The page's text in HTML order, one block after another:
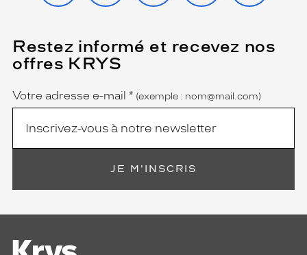
Restez informé et recevez nos
offres KRYS
Name
Votre adresse e-mail *
(Ce
champ
est
obligatoire)
(exemple : nom@mail.com)
JE M'INSCRIS